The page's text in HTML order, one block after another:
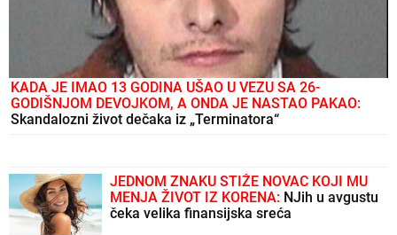
KADA JE IMAO 13 GODINA UŠAO U VEZU SA 26-
GODIŠNJOM DEVOJKOM, A ONDA JE NASTAO PAKAO:
Skandalozni život dečaka iz „Terminatora“
JEDNOM ZNAKU STIŽE NOVAC KOJI MU
MENJA ŽIVOT IZ KORENA: NJih u avgustu
čeka velika finansijska sreća